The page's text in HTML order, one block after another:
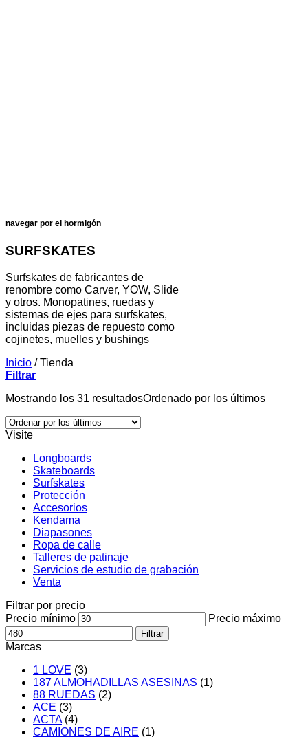
navegar por el hormigón
SURFSKATES
Surfskates de fabricantes de
renombre como Carver, YOW, Slide
y otros. Monopatines, ruedas y
sistemas de ejes para surfskates,
incluidas piezas de repuesto como
cojinetes, muelles y bushings
Inicio /Tienda
Filtrar
Mostrando los 31 resultadosOrdenado por los últimos
Visite
Longboards
Skateboards
Surfskates
Protección
Accesorios
Kendama
Diapasones
Ropa de calle
Talleres de patinaje
Servicios de estudio de grabación
Venta
Filtrar por precio
Precio mínimo
Precio máximo
Filtrar
Marcas
1 LOVE (3)
187 ALMOHADILLAS ASESINAS (1)
88 RUEDAS (2)
ACE (3)
ACTA (4)
CAMIONES DE AIRE (1)